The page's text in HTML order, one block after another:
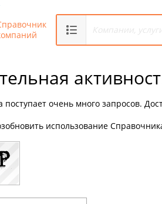
поступает очень много запросов.
использование